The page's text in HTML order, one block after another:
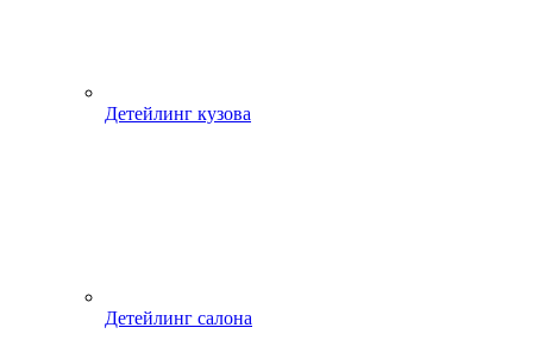
Детейлинг кузова
Детейлинг салона